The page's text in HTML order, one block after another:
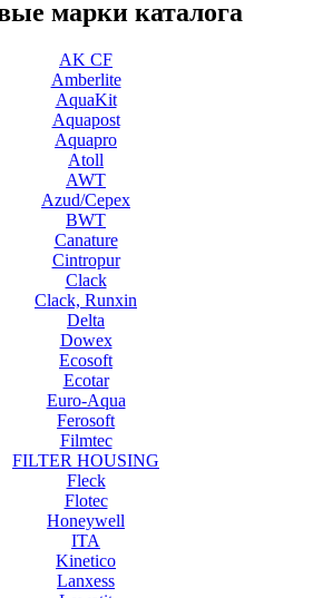
марки каталога
AK CF
Amberlite
AquaKit
Aquapost
Aquapro
Atoll
AWT
Azud/Cepex
BWT
Canature
Cintropur
Clack
Clack, Runxin
Delta
Dowex
Ecosoft
Ecotar
Euro-Aqua
Ferosoft
Filmtec
FILTER HOUSING
Fleck
Flotec
Honeywell
ITA
Kinetico
Lanxess